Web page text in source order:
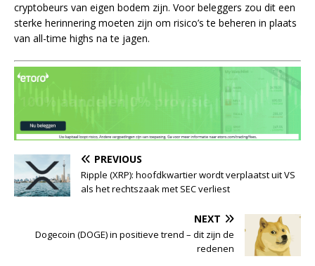
cryptobeurs van eigen bodem zijn. Voor beleggers zou dit een
sterke herinnering moeten zijn om risico’s te beheren in plaats
van all-time highs na te jagen.
PREVIOUS
Ripple (XRP): hoofdkwartier wordt verplaatst uit VS
als het rechtszaak met SEC verliest
NEXT
Dogecoin (DOGE) in positieve trend – dit zijn de
redenen